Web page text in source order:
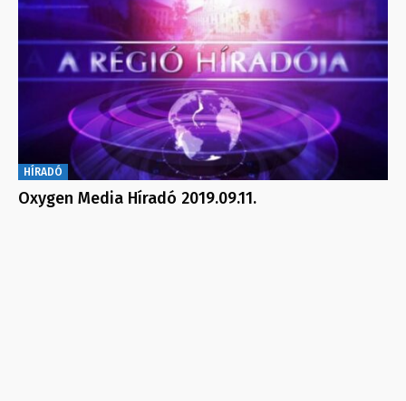
HÍRADÓ
Oxygen Media Híradó 2019.09.11.